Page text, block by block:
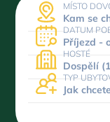
MÍSTO
Kam se
DATUM
Příjezd -
HOSTÉ
Dospělí
TYP
Jak